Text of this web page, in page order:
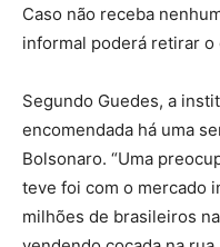
Caso não receba
informal poderá retirar o
Segundo Guedes, a
encomendada há uma
Bolsonaro. “Uma
teve foi com o mercado
milhões de brasileiros